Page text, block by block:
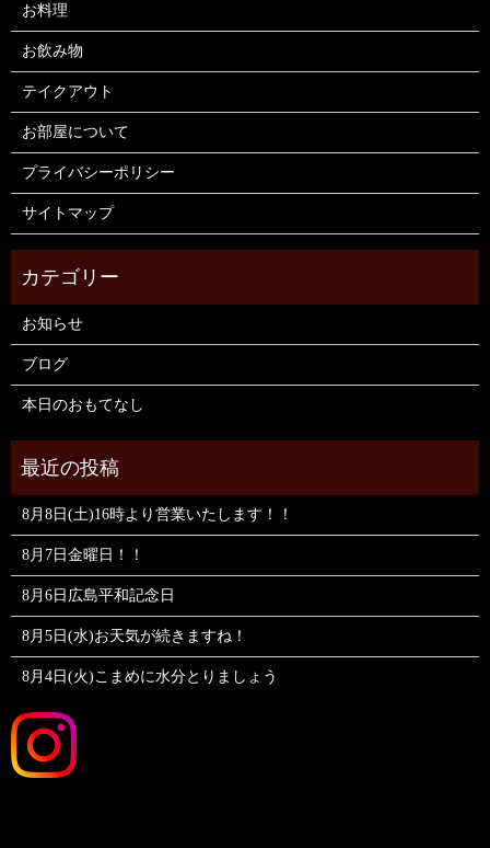
お料理
お飲み物
テイクアウト
お部屋について
プライバシーポリシー
サイトマップ
お知らせ
ブログ
本日のおもてなし
8月8日(土)16時より営業いたします！！
8月7日金曜日！！
8月6日広島平和記念日
8月5日(水)お天気が続きますね！
8月4日(火)こまめに水分とりましょう